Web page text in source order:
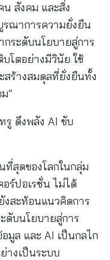
สังคม และสิ่ง
รณาการความยั่งยืน
กระดับนโยบายสู่การ
บโตอย่างมีวินัย ใช้
ร้างสมดุลที่ยั่งยืนทั้ง
”
รู ดึงพลัง AI ขับ
ที่สุดของโลกในกลุ่ม
ร์ปอเรชั่น ไม่ได้
งสะท้อนแนวคิดการ
ดับนโยบายสู่การ
มูล และ AI เป็นกลไก
างเป็นระบบ